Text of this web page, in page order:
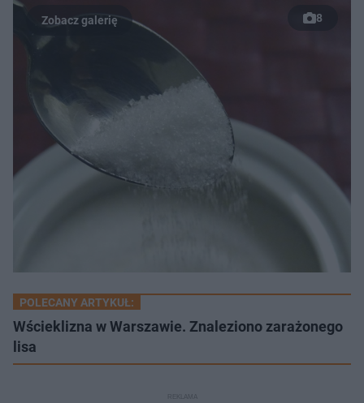
8
POLECANY ARTYKUŁ:
Wścieklizna w Warszawie. Znaleziono zarażonego
lisa